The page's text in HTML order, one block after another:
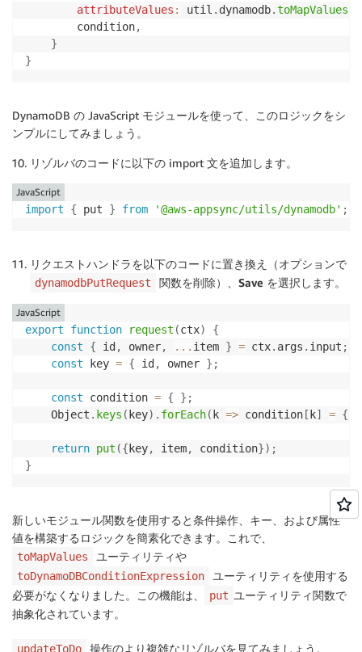
attributeValues : util . dynamodb.toMapValues
        condition
,
}
}
DynamoDB の JavaScript モジュールを使って、このロジックをシ
ンプルにしてみましょう。
リゾルバのコードに以下の import 文を追加します。
import { put } from '@aws-appsync/utils/dynamodb' ;
JavaScript
リクエストハンドラを以下のコードに置き換え（オプションで
dynamodbPutRequest 関数を削除）、 Save を選択します。
export function request (ctx)
{
const
{ id , owner, ... item } = ctx. args . input ;
const key = { id , owner } ;
const condition = { } ;
    Object
. keys ( key) . forEach( k => condition [ k] = {
return put ({ key, item, condition}) ;
}
JavaScript
新しいモジュール関数を使用すると条件操作、キー、および属性
値を構築するロジックを簡素化できます。これで、
toMapValues ユーティリティや
toDynamoDBConditionExpression
ユーティリティを使用する
必要がなくなりました。この機能は、
put ユーティリティ関数で
抽象化されています。
updateToDo 操作のより複雑なリゾルバを見てみましょう。